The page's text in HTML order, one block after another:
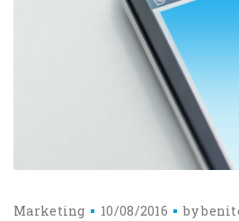
Marketing 10/08/2016 by